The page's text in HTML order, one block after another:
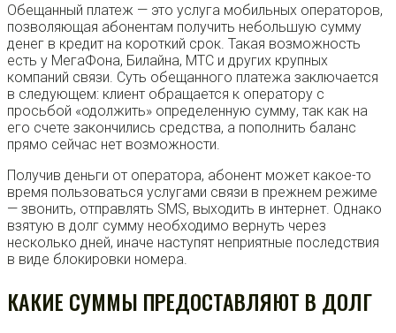
Обещанный платеж — это услуга мобильных операторов,
позволяющая абонентам получить небольшую сумму
денег в кредит на короткий срок. Такая возможность
есть у МегаФона, Билайна, МТС и других крупных
компаний связи. Суть обещанного платежа заключается
в следующем: клиент обращается к оператору с
просьбой «одолжить» определенную сумму, так как на
его счете закончились средства, а пополнить баланс
прямо сейчас нет возможности.
Получив деньги от оператора, абонент может какое-то
время пользоваться услугами связи в прежнем режиме
— звонить, отправлять SMS, выходить в интернет. Однако
взятую в долг сумму необходимо вернуть через
несколько дней, иначе наступят неприятные последствия
в виде блокировки номера.
КАКИЕ СУММЫ ПРЕДОСТАВЛЯЮТ В ДОЛГ